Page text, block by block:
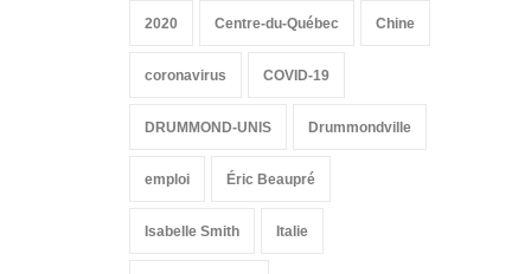
2020 Centre-du-Québec Chine
coronavirus COVID-19
DRUMMOND-UNIS Drummondville
emploi Éric Beaupré
Isabelle Smith Italie